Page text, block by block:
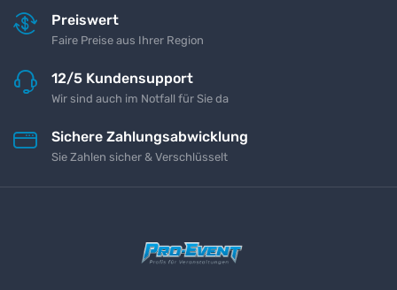
Preiswert
Faire Preise aus Ihrer Region
12/5 Kundensupport
Wir sind auch im Notfall für Sie da
Sichere Zahlungsabwicklung
Sie Zahlen sicher & Verschlüsselt